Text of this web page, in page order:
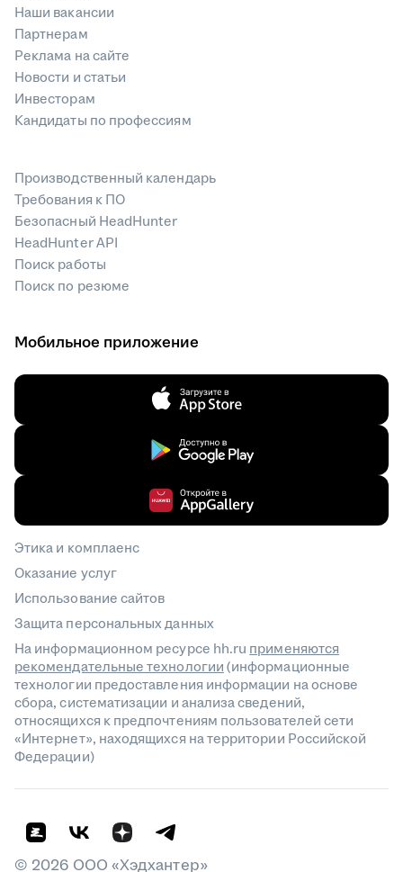
Наши вакансии
Партнерам
Реклама на сайте
Новости и статьи
Инвесторам
Кандидаты по профессиям
Производственный календарь
Требования к ПО
Безопасный HeadHunter
HeadHunter API
Поиск работы
Поиск по резюме
Мобильное приложение
Этика и комплаенс
Оказание услуг
Использование сайтов
Защита персональных данных
На информационном ресурсе hh.ru применяются
рекомендательные технологии(информационные
технологии предоставления информации на основе
сбора, систематизации и анализа сведений,
относящихся к предпочтениям пользователей сети
«Интернет», находящихся на территории Российской
Федерации)
© 2026 ООО «Хэдхантер»